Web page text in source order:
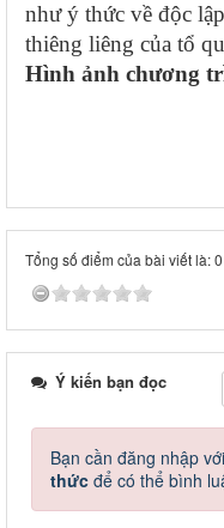
như ý thức về độc
thiêng liêng của tổ
Hình ảnh chương
Tổng số điểm của bài viết là:
Ý kiến bạn đọc
Bạn cần đăng nhập
thức để có thể bình